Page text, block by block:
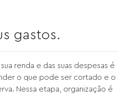
gastos.
renda e das suas despesas é
o que pode ser cortado e o
Nessa etapa, organização é